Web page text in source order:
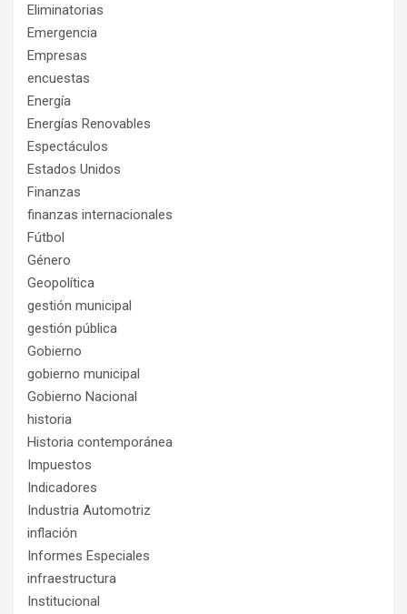
Eliminatorias
Emergencia
Empresas
encuestas
Energía
Energías Renovables
Espectáculos
Estados Unidos
Finanzas
finanzas internacionales
Fútbol
Género
Geopolítica
gestión municipal
gestión pública
Gobierno
gobierno municipal
Gobierno Nacional
historia
Historia contemporánea
Impuestos
Indicadores
Industria Automotriz
inflación
Informes Especiales
infraestructura
Institucional